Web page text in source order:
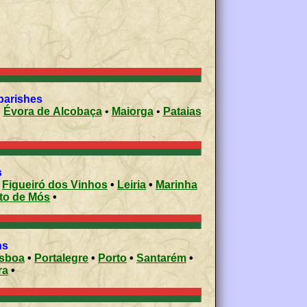
Évora de Alcobaça• Maiorga• Pataias
Figueiró dos Vinhos • Leiria • Marinha
Porto de Mós •
• Portalegre • Porto • Santarém •
•